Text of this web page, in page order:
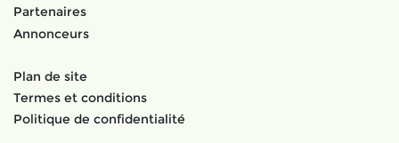
Partenaires
Annonceurs
Plan de site
Termes et conditions
Politique de confidentialité